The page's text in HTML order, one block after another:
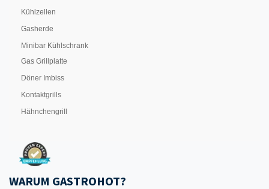
Kühlzellen
Gasherde
Minibar Kühlschrank
Gas Grillplatte
Döner Imbiss
Kontaktgrills
Hähnchengrill
WARUM GASTROHOT?